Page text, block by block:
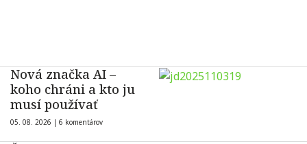
Nová značka AI –
koho chráni a kto ju
musí používať
05. 08. 2026 | 6 komentárov